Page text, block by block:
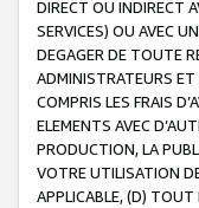
DIRECT OU INDIRECT
SERVICES) OU AVEC
DEGAGER DE TOUTE
ADMINISTRATEURS
COMPRIS LES FRAIS
ELEMENTS AVEC
PRODUCTION, LA
VOTRE UTILISATION
APPLICABLE, (D)